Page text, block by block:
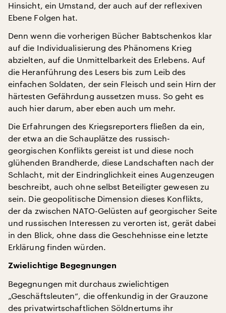
Hinsicht, ein Umstand, der auch auf der reflexiven
Ebene Folgen hat.
Denn wenn die vorherigen Bücher Babtschenkos klar
auf die Individualisierung des Phänomens Krieg
abzielten, auf die Unmittelbarkeit des Erlebens. Auf
die Heranführung des Lesers bis zum Leib des
einfachen Soldaten, der sein Fleisch und sein Hirn der
härtesten Gefährdung aussetzen muss. So geht es
auch hier darum, aber eben auch um mehr.
Die Erfahrungen des Kriegsreporters fließen da ein,
der etwa an die Schauplätze des russisch-
georgischen Konflikts gereist ist und diese noch
glühenden Brandherde, diese Landschaften nach der
Schlacht, mit der Eindringlichkeit eines Augenzeugen
beschreibt, auch ohne selbst Beteiligter gewesen zu
sein. Die geopolitische Dimension dieses Konflikts,
der da zwischen NATO-Gelüsten auf georgischer Seite
und russischen Interessen zu verorten ist, gerät dabei
in den Blick, ohne dass die Geschehnisse eine letzte
Erklärung finden würden.
Zwielichtige Begegnungen
Begegnungen mit durchaus zwielichtigen
„Geschäftsleuten“, die offenkundig in der Grauzone
des privatwirtschaftlichen Söldnertums ihr